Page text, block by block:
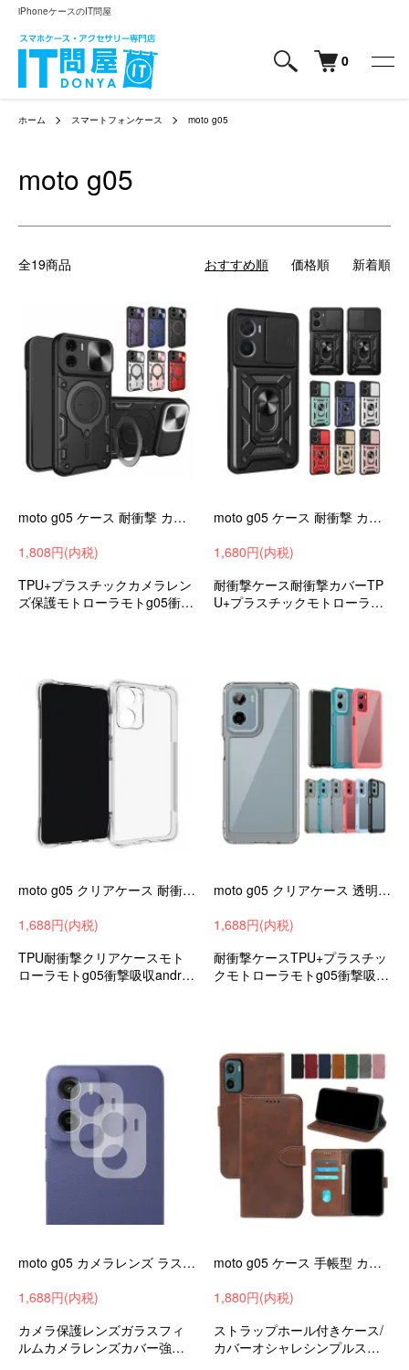
iPhoneケースのIT問屋
0
ホーム スマートフォンケース moto g05
moto g05
全19商品 おすすめ順 価格順 新着順
moto g05 ケース 耐衝撃 カバー マグネット式車載ホルダ対応 スライド式カメラレンズカバー付き レンズ保護 スタンド機能 リング付き
1,808円(内税)
TPU+プラスチックカメラレン
ズ保護モトローラモトg05衝撃
moto g05 ケース 耐衝撃 カバー スライド式カメラレンズカバー付き レンズ保護 一体型リング付き 2重構造 ストラップホール付き Motorola
1,680円(内税)
耐衝撃ケース耐衝撃カバーTP
U+プラスチックモトローラモ
moto g05 クリアケース 耐衝撃 カバー クリア 透明 TPU 角 保護 コーナーバンパー シンプル 背面ケース ソフトケース/カバー
1,688円(内税)
TPU耐衝撃クリアケースモト
ローラモトg05衝撃吸収androi
moto g05 クリアケース 透明 カバー 耐衝撃 ケース/カバー TPU + プラスチック ストラップ穴 Motorola モトローラ モト
1,688円(内税)
耐衝撃ケースTPU+プラスチッ
クモトローラモトg05衝撃吸収
moto g05 カメラレンズ ラスフィルム カメラカバー 2枚入り カメラ保護 レンズカバー 強化ガラス レンズ保護 カメラ用ガラスフィルム
1,688円(内税)
カメラ保護レンズガラスフィ
ルムカメラレンズカバー強化
moto g05 ケース 手帳型 カバー PUレザー 手帳型PUレザーケース スタンド機能 カード収納 シンプル Motorola モトローラ モト Moto G05
1,880円(内税)
ストラップホール付きケース/
カバーオシャレシンプルスリ